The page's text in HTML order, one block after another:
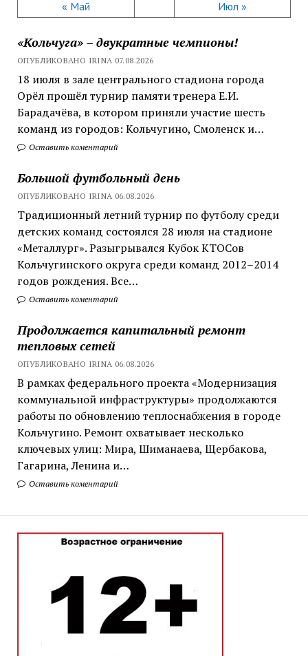
« Май Июл »
«Кольчуга» – двукратные чемпионы!
ОПУБЛИКОВАНО IRINA 07.08.2026
18 июля в зале центрального стадиона города
Орёл прошёл турнир памяти тренера Е.И.
Барадачёва, в котором приняли участие шесть
команд из городов: Кольчугино, Смоленск и…
Оставить коментарий
Большой футбольный день
ОПУБЛИКОВАНО IRINA 06.08.2026
Традиционный летний турнир по футболу среди
детских команд состоялся 28 июля на стадионе
«Металлург». Разыгрывался Кубок КТОСов
Кольчугинского округа среди команд 2012–2014
годов рождения. Все…
Оставить коментарий
Продолжается капитальный ремонт
тепловых сетей
ОПУБЛИКОВАНО IRINA 06.08.2026
В рамках федерального проекта «Модернизация
коммунальной инфраструктуры» продолжаются
работы по обновлению теплоснабжения в городе
Кольчугино. Ремонт охватывает несколько
ключевых улиц: Мира, Шиманаева, Щербакова,
Гагарина, Ленина и…
Оставить коментарий